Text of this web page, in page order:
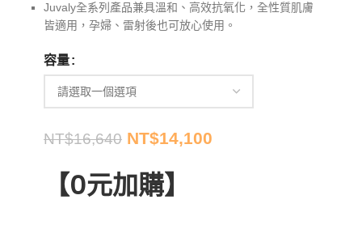
Juvaly全系列產品兼具溫和、高效抗氧化，全性質肌膚
皆適用，孕婦、雷射後也可放心使用。
容量
NT$16,640 NT$14,100
【0元加購】